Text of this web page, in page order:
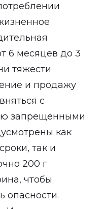
6 месяцев до 3
тяжести
и продажу
с
запрещёнными
как
так и
200 г
чтобы
опасности.